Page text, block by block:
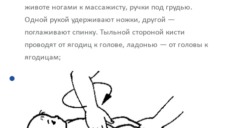
животе ногами к массажисту, ручки под грудью.
Одной рукой удерживают ножки, другой —
поглаживают спинку. Тыльной стороной кисти
проводят от ягодиц к голове, ладонью — от головы к
ягодицам;